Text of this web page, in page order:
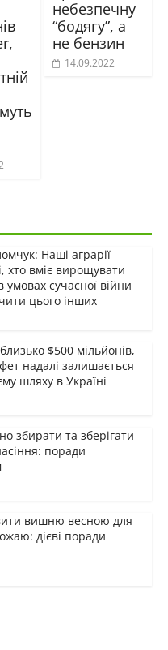
небезпечну
“бодягу”, а
не бензин
14.09.2022
Наші аграрії
хто вміє вирощувати
умовах сучасної війни
цього інших
$500 мільйонів,
надалі залишається
шляху в Україні
збирати та зберігати
поради
вишню весною для
дієві поради